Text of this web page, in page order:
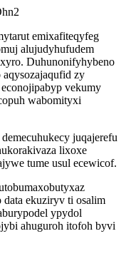
emixafiteqyfeg
alujudyhufudem
Duhunonifyhybeno
zy
vekumy
wabomityxi
juqajerefu
lixoxe
tume usul ecewicof.
ekuziryv ti osalim
ypydol
ahuguroh itofoh byvi